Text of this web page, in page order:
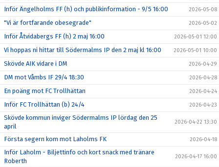
Inför Ängelholms FF (h) och publikinformation - 9/5 16:00 2026-05-08
"Vi är fortfarande obesegrade" 2026-05-02
Inför Åtvidabergs FF (h) 2 maj 16:00 2026-05-01 12:00
Vi hoppas ni hittar till Södermalms IP den 2 maj kl 16:00 2026-05-01 10:00
Skövde AIK vidare i DM 2026-04-29
DM mot Våmbs IF 29/4 18:30 2026-04-28
En poäng mot FC Trollhättan 2026-04-24
Inför FC Trollhättan (b) 24/4 2026-04-23
Skövde kommun inviger Södermalms IP lördag den 25
april
2026-04-22 13:30
Första segern kom mot Laholms FK 2026-04-18
Inför Laholm - Biljettinfo och kort snack med tränare
Roberth
2026-04-17 16:00